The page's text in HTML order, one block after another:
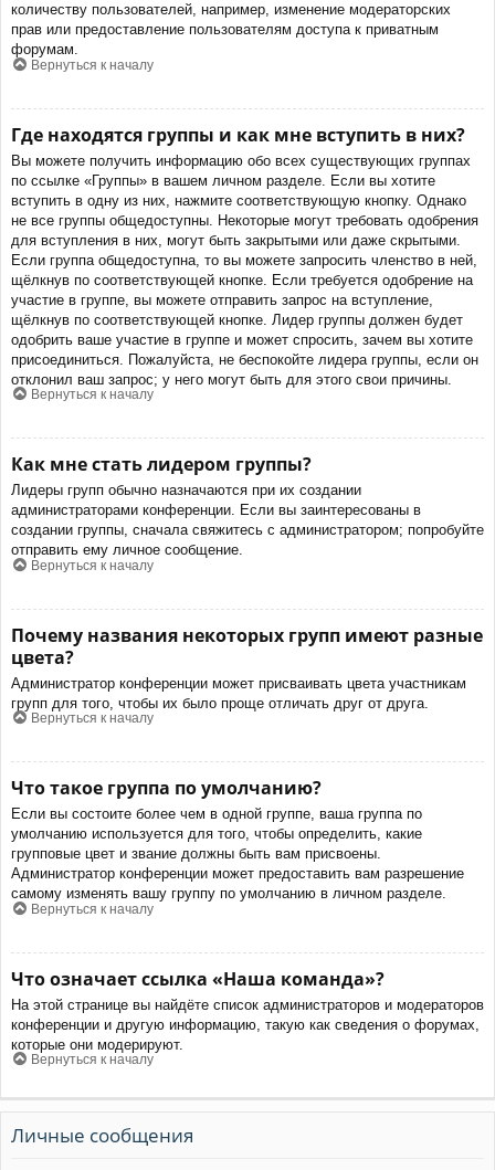
количеству пользователей, например, изменение модераторских
прав или предоставление пользователям доступа к приватным
форумам.
Вернуться к началу
Где находятся группы и как мне вступить в них?
Вы можете получить информацию обо всех существующих группах
по ссылке «Группы» в вашем личном разделе. Если вы хотите
вступить в одну из них, нажмите соответствующую кнопку. Однако
не все группы общедоступны. Некоторые могут требовать одобрения
для вступления в них, могут быть закрытыми или даже скрытыми.
Если группа общедоступна, то вы можете запросить членство в ней,
щёлкнув по соответствующей кнопке. Если требуется одобрение на
участие в группе, вы можете отправить запрос на вступление,
щёлкнув по соответствующей кнопке. Лидер группы должен будет
одобрить ваше участие в группе и может спросить, зачем вы хотите
присоединиться. Пожалуйста, не беспокойте лидера группы, если он
отклонил ваш запрос; у него могут быть для этого свои причины.
Вернуться к началу
Как мне стать лидером группы?
Лидеры групп обычно назначаются при их создании
администраторами конференции. Если вы заинтересованы в
создании группы, сначала свяжитесь с администратором; попробуйте
отправить ему личное сообщение.
Вернуться к началу
Почему названия некоторых групп имеют разные
цвета?
Администратор конференции может присваивать цвета участникам
групп для того, чтобы их было проще отличать друг от друга.
Вернуться к началу
Что такое группа по умолчанию?
Если вы состоите более чем в одной группе, ваша группа по
умолчанию используется для того, чтобы определить, какие
групповые цвет и звание должны быть вам присвоены.
Администратор конференции может предоставить вам разрешение
самому изменять вашу группу по умолчанию в личном разделе.
Вернуться к началу
Что означает ссылка «Наша команда»?
На этой странице вы найдёте список администраторов и модераторов
конференции и другую информацию, такую как сведения о форумах,
которые они модерируют.
Вернуться к началу
Личные сообщения